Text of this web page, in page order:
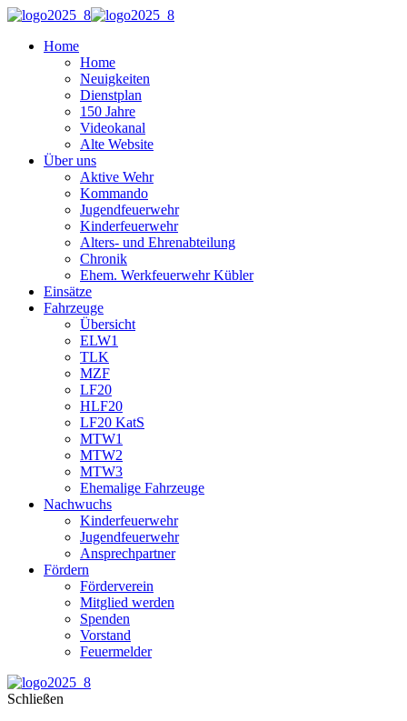
Home
Home
Neuigkeiten
Dienstplan
150 Jahre
Videokanal
Alte Website
Über uns
Aktive Wehr
Kommando
Jugendfeuerwehr
Kinderfeuerwehr
Alters- und Ehrenabteilung
Chronik
Ehem. Werkfeuerwehr Kübler
Einsätze
Fahrzeuge
Übersicht
ELW1
TLK
MZF
LF20
HLF20
LF20 KatS
MTW1
MTW2
MTW3
Ehemalige Fahrzeuge
Nachwuchs
Kinderfeuerwehr
Jugendfeuerwehr
Ansprechpartner
Fördern
Förderverein
Mitglied werden
Spenden
Vorstand
Feuermelder
Schließen